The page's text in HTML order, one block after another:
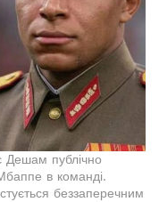
Дешам публічно
в команді.
беззаперечним